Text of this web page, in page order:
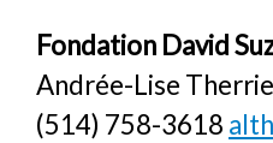
Fondation David
Andrée-Lise
(514) 758-3618